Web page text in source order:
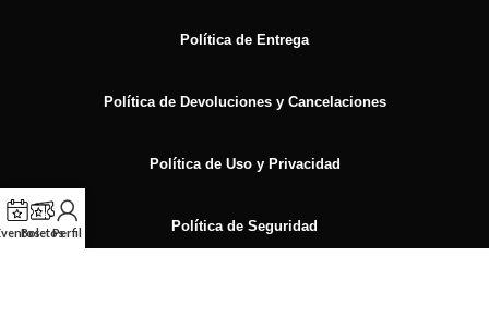
Política de Entrega
Política de Devoluciones y Cancelaciones
Política de Uso y Privacidad
Política de Seguridad
BoletosPerfil